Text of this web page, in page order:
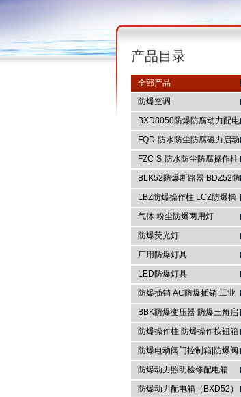
浙江依客思电气有限公司
产品目录
全部产品
防爆空调
BXD8050防爆防腐动力配电
箱
FQD-防水防尘防腐磁力启动
器
FZC-S-防水防尘防腐操作柱
FXK-S防水防尘防腐控制箱
BLK52防爆断路器 BDZ52防
爆断路器
LBZ防爆操作柱 LCZ防爆操
作柱
气体 粉尘防爆两用灯
防爆荧光灯
厂用防爆灯具
LED防爆灯具
防爆插销 AC防爆插销 工业
插座 防爆防腐插销装置
BBK防爆变压器 防爆三角启
动器 防爆控制箱
防爆操作柱 防爆操作按钮箱
防爆主令控制器
防爆电动阀门控制箱|防爆阀
门箱
防爆动力照明检修配电箱
防爆动力配电箱（BXD52）